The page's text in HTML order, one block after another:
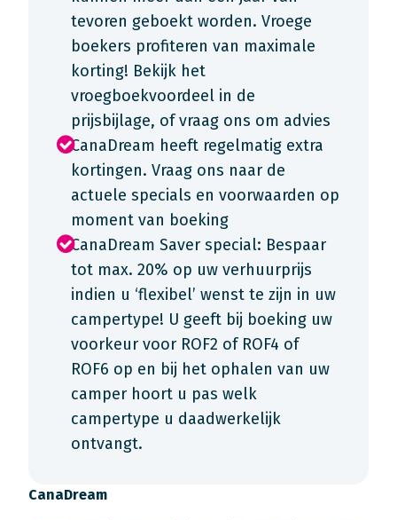
tevoren geboekt worden. Vroege
boekers profiteren van maximale
korting! Bekijk het
vroegboekvoordeel in de
prijsbijlage, of vraag ons om advies
CanaDream heeft regelmatig extra
kortingen. Vraag ons naar de
actuele specials en voorwaarden op
moment van boeking
CanaDream Saver special: Bespaar
tot max. 20% op uw verhuurprijs
indien u ‘flexibel’ wenst te zijn in uw
campertype! U geeft bij boeking uw
voorkeur voor ROF2 of ROF4 of
ROF6 op en bij het ophalen van uw
camper hoort u pas welk
campertype u daadwerkelijk
ontvangt.
CanaDream